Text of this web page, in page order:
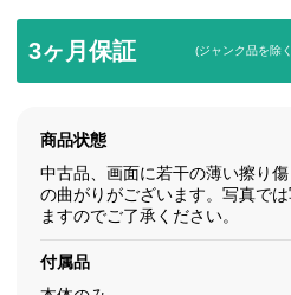
3ヶ月保証 (ジャンク品を除
商品状態
中古品、画面に若干の薄い擦り
の曲がりがございます。写真で
ますのでご了承ください。
付属品